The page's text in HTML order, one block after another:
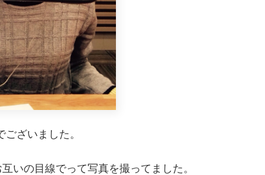
ざいました。
いの目線でって写真を撮ってました。